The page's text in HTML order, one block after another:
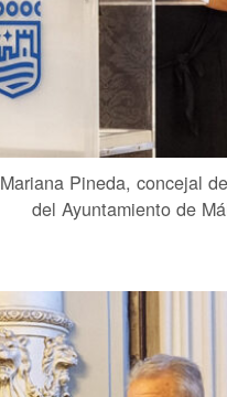
Mariana Pineda, concejal
del Ayuntamiento de